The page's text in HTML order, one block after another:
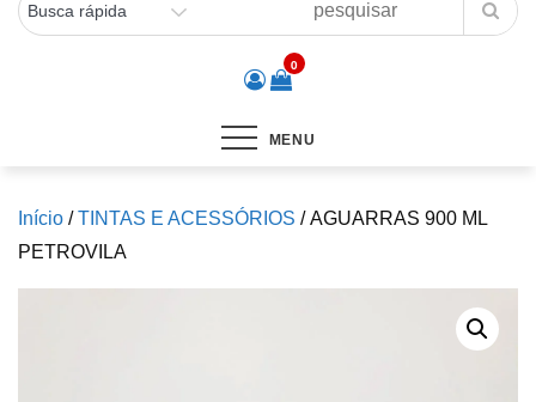
0
MENU
Início /TINTAS E ACESSÓRIOS / AGUARRAS 900 ML
PETROVILA